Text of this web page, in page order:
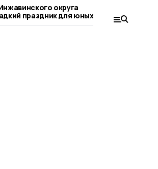
округа
праздник для юных
отправит